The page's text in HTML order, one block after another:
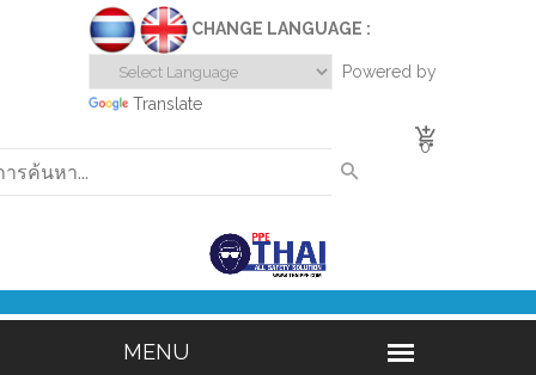
CHANGE LANGUAGE :
Powered by
Translate
0